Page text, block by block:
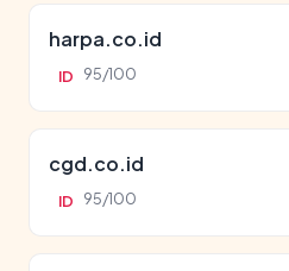
harpa.co.id
ID 95/100
cgd.co.id
ID 95/100